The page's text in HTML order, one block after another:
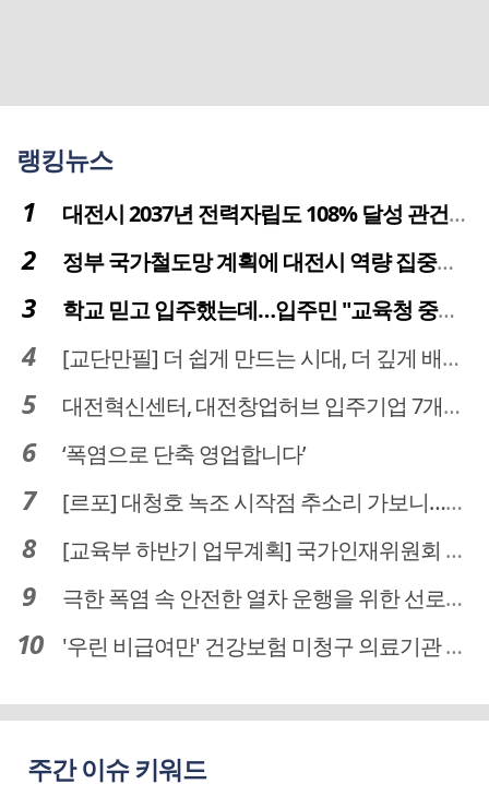
랭킹뉴스
대전시 2037년 전력자립도 108% 달성 관건은 '주민 수용성'
정부 국가철도망 계획에 대전시 역량 집중해야
학교 믿고 입주했는데…입주민 "교육청 중재 나서라"
[교단만필] 더 쉽게 만드는 시대, 더 깊게 배우는 교육
대전혁신센터, 대전창업허브 입주기업 7개사 모집
‘폭염으로 단축 영업합니다’
[르포] 대청호 녹조 시작점 추소리 가보니…걷어내도 짙은 초록빛
[교육부 하반기 업무계획] 국가인재위원회 신설… 거점국립대 3곳 성장엔진·AI 분야 패키지 지원
극한 폭염 속 안전한 열차 운행을 위한 선로관리
'우린 비급여만' 건강보험 미청구 의료기관 대전 65곳 충남 31곳
주간 이슈 키워드